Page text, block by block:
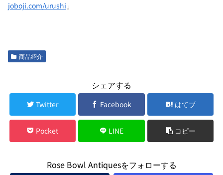
joboji.com/urushi 」
商品紹介
シェアする
Twitter Facebook はてブ
Pocket LINE コピー
Rose Bowl Antiquesをフォローする